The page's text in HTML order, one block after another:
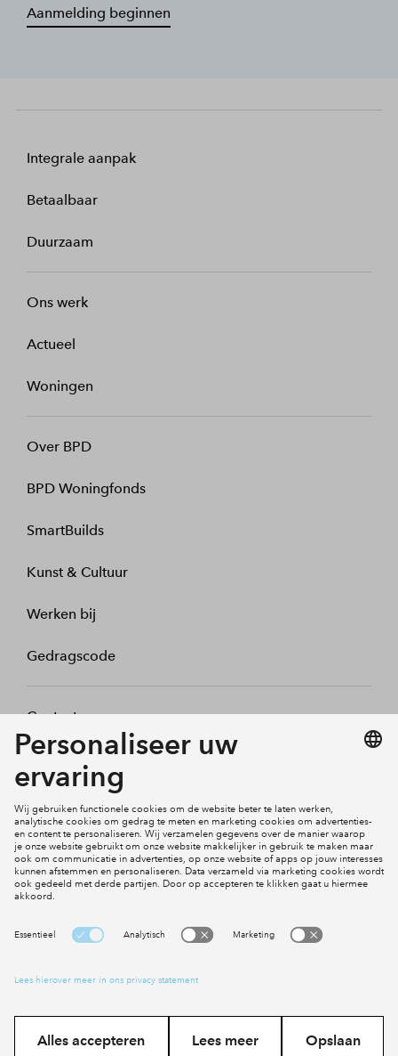
Aanmelding beginnen
Integrale aanpak
Betaalbaar
Duurzaam
Ons werk
Actueel
Woningen
Over BPD
BPD Woningfonds
SmartBuilds
Kunst & Cultuur
Werken bij
Gedragscode
Contact
Mijn profiel
Social Media
Cookies
Privacy statement